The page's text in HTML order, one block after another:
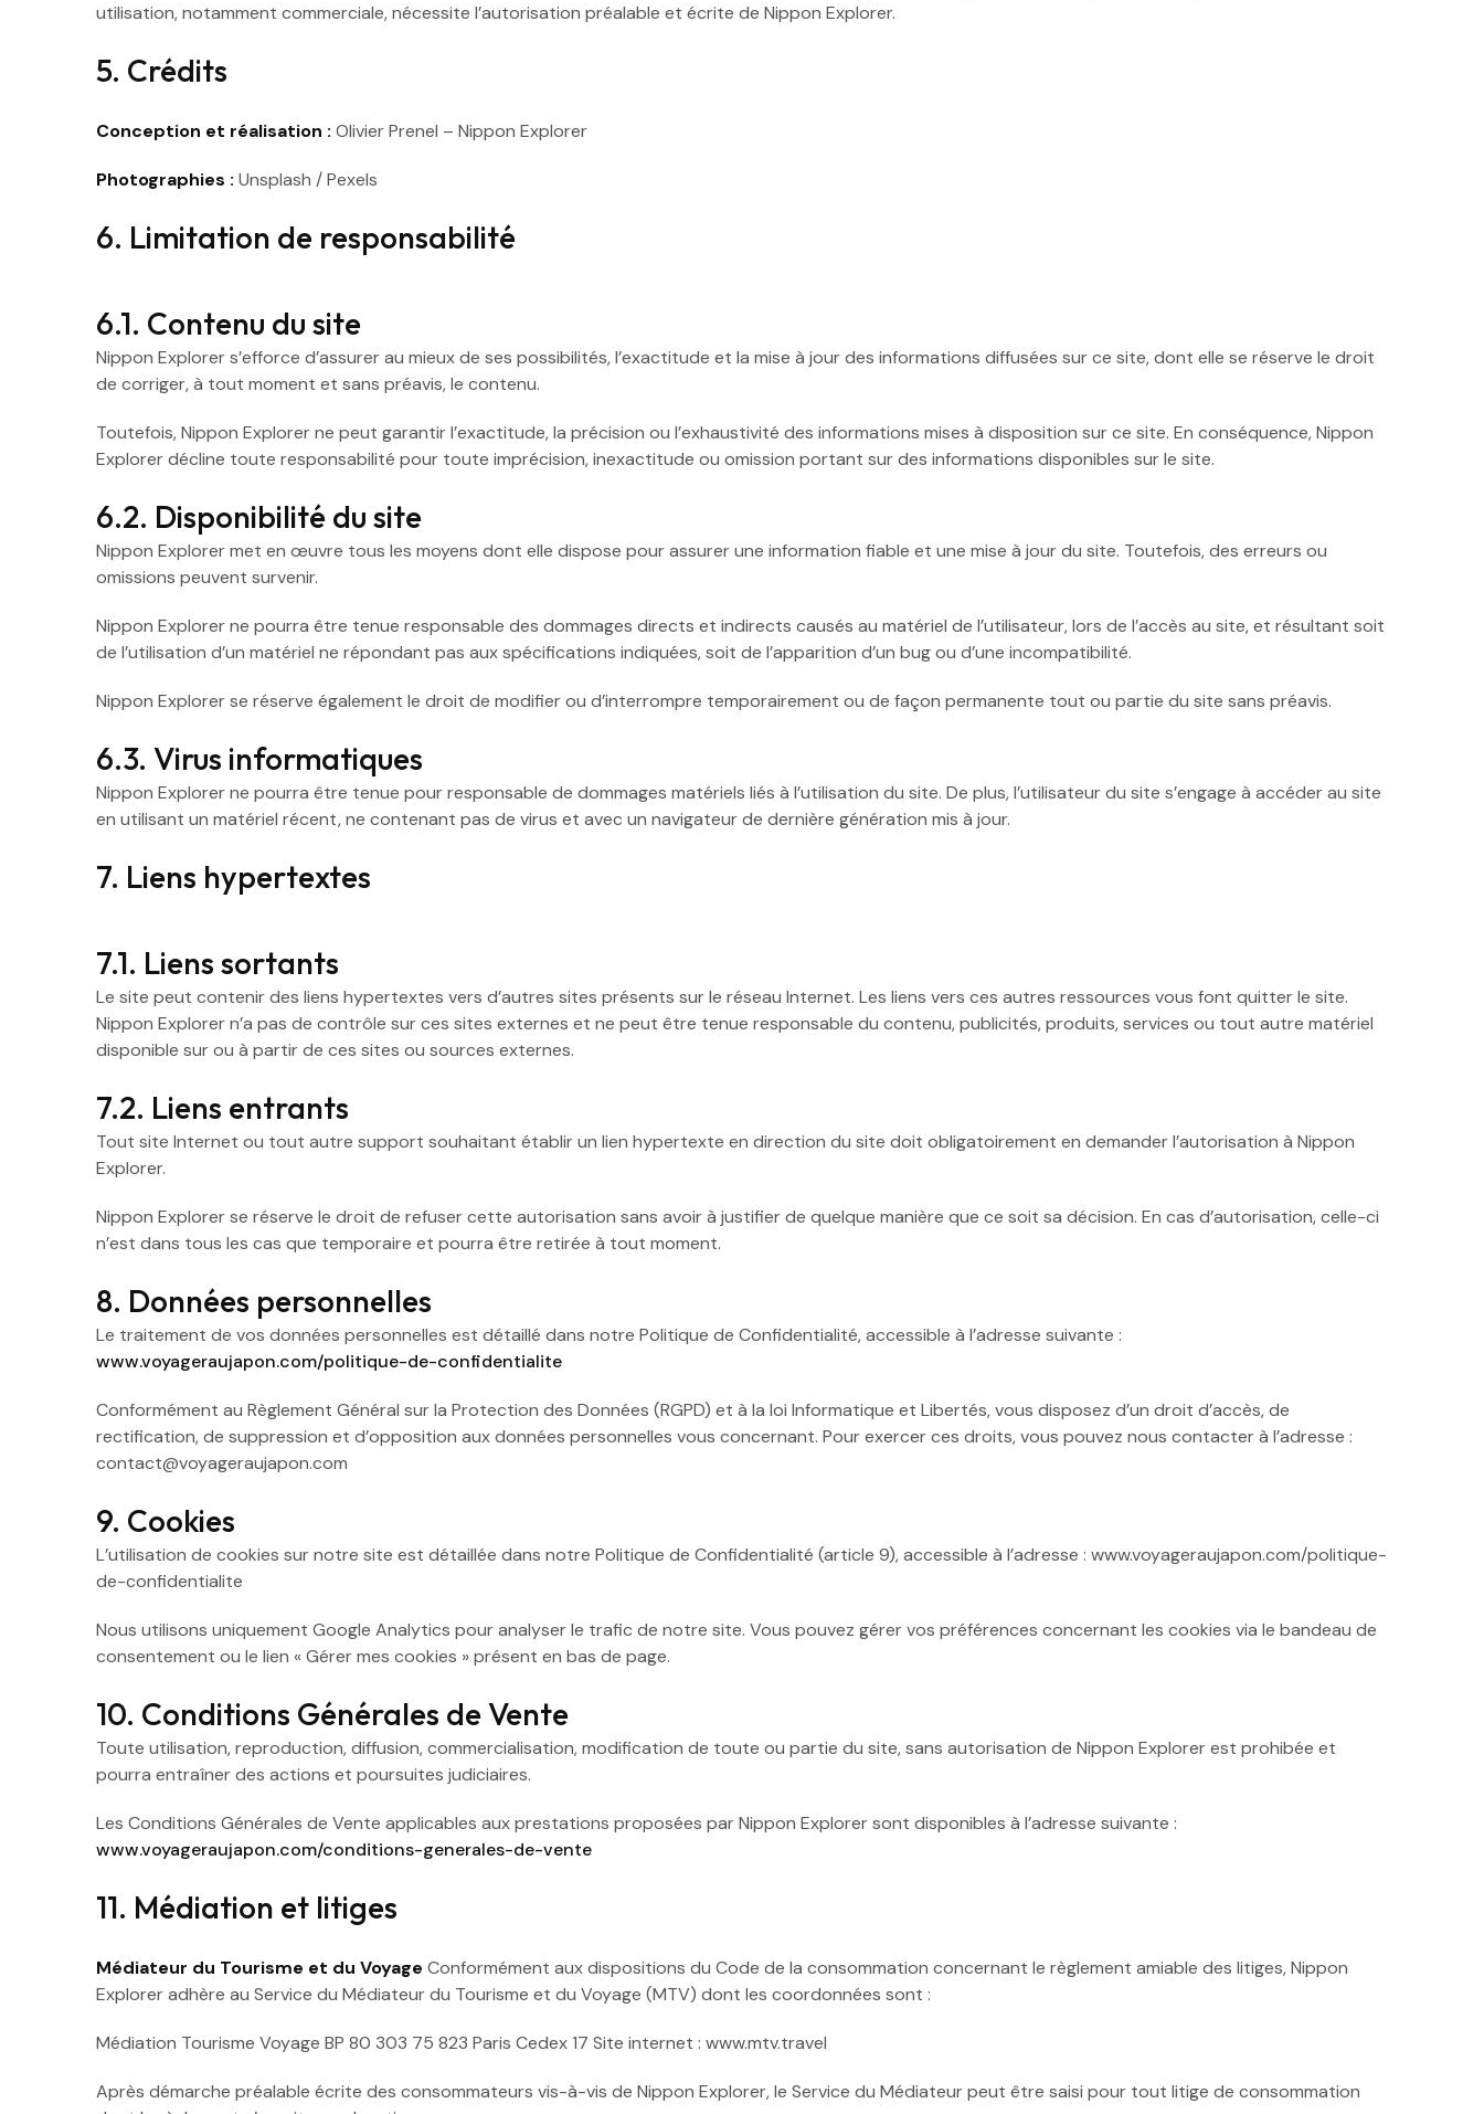
utilisation, notamment commerciale, nécessite l’autorisation préalable et écrite de Nippon Explorer.
5. Crédits
Conception et réalisation : Olivier Prenel – Nippon Explorer
Photographies : Unsplash / Pexels
6. Limitation de responsabilité
6.1. Contenu du site
Nippon Explorer s’efforce d’assurer au mieux de ses possibilités, l’exactitude et la mise à jour des informations diffusées sur ce site, dont elle se réserve le droit
de corriger, à tout moment et sans préavis, le contenu.
Toutefois, Nippon Explorer ne peut garantir l’exactitude, la précision ou l’exhaustivité des informations mises à disposition sur ce site. En conséquence, Nippon
Explorer décline toute responsabilité pour toute imprécision, inexactitude ou omission portant sur des informations disponibles sur le site.
6.2. Disponibilité du site
Nippon Explorer met en œuvre tous les moyens dont elle dispose pour assurer une information fiable et une mise à jour du site. Toutefois, des erreurs ou
omissions peuvent survenir.
Nippon Explorer ne pourra être tenue responsable des dommages directs et indirects causés au matériel de l’utilisateur, lors de l’accès au site, et résultant soit
de l’utilisation d’un matériel ne répondant pas aux spécifications indiquées, soit de l’apparition d’un bug ou d’une incompatibilité.
Nippon Explorer se réserve également le droit de modifier ou d’interrompre temporairement ou de façon permanente tout ou partie du site sans préavis.
6.3. Virus informatiques
Nippon Explorer ne pourra être tenue pour responsable de dommages matériels liés à l’utilisation du site. De plus, l’utilisateur du site s’engage à accéder au site
en utilisant un matériel récent, ne contenant pas de virus et avec un navigateur de dernière génération mis à jour.
7. Liens hypertextes
7.1. Liens sortants
Le site peut contenir des liens hypertextes vers d’autres sites présents sur le réseau Internet. Les liens vers ces autres ressources vous font quitter le site.
Nippon Explorer n’a pas de contrôle sur ces sites externes et ne peut être tenue responsable du contenu, publicités, produits, services ou tout autre matériel
disponible sur ou à partir de ces sites ou sources externes.
7.2. Liens entrants
Tout site Internet ou tout autre support souhaitant établir un lien hypertexte en direction du site doit obligatoirement en demander l’autorisation à Nippon
Explorer.
Nippon Explorer se réserve le droit de refuser cette autorisation sans avoir à justifier de quelque manière que ce soit sa décision. En cas d’autorisation, celle-ci
n’est dans tous les cas que temporaire et pourra être retirée à tout moment.
8. Données personnelles
Le traitement de vos données personnelles est détaillé dans notre Politique de Confidentialité, accessible à l’adresse suivante :
www.voyageraujapon.com/politique-de-confidentialite
Conformément au Règlement Général sur la Protection des Données (RGPD) et à la loi Informatique et Libertés, vous disposez d’un droit d’accès, de
rectification, de suppression et d’opposition aux données personnelles vous concernant. Pour exercer ces droits, vous pouvez nous contacter à l’adresse :
contact@voyageraujapon.com
9. Cookies
L’utilisation de cookies sur notre site est détaillée dans notre Politique de Confidentialité (article 9), accessible à l’adresse : www.voyageraujapon.com/politique-
de-confidentialite
Nous utilisons uniquement Google Analytics pour analyser le trafic de notre site. Vous pouvez gérer vos préférences concernant les cookies via le bandeau de
consentement ou le lien « Gérer mes cookies » présent en bas de page.
10. Conditions Générales de Vente
Toute utilisation, reproduction, diffusion, commercialisation, modification de toute ou partie du site, sans autorisation de Nippon Explorer est prohibée et
pourra entraîner des actions et poursuites judiciaires.
Les Conditions Générales de Vente applicables aux prestations proposées par Nippon Explorer sont disponibles à l’adresse suivante :
www.voyageraujapon.com/conditions-generales-de-vente
11. Médiation et litiges
Médiateur du Tourisme et du Voyage Conformément aux dispositions du Code de la consommation concernant le règlement amiable des litiges, Nippon
Explorer adhère au Service du Médiateur du Tourisme et du Voyage (MTV) dont les coordonnées sont :
Médiation Tourisme Voyage BP 80 303 75 823 Paris Cedex 17 Site internet : www.mtv.travel
Après démarche préalable écrite des consommateurs vis-à-vis de Nippon Explorer, le Service du Médiateur peut être saisi pour tout litige de consommation